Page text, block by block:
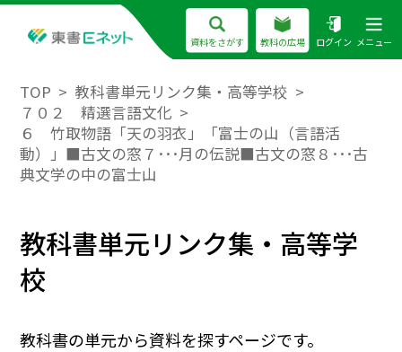
資料をさがす 教科の広場 ログイン メニュー
TOP
教科書単元リンク集・高等学校
７０２ 精選言語文化
６ 竹取物語「天の羽衣」「富士の山（言語活
動）」■古文の窓７･･･月の伝説■古文の窓８･･･古
典文学の中の富士山
教科書単元リンク集・高等学
校
教科書の単元から資料を探すページです。